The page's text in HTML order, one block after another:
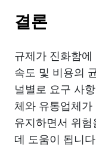
결론
규제가 진화함에
속도 및 비용의
널별로 요구 사
체와 유통업체
유지하면서 위
데 도움이 됩니